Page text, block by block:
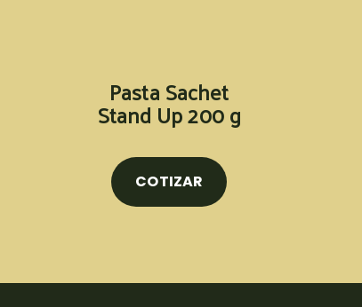
Pasta Sachet
Stand Up 200 g
COTIZAR